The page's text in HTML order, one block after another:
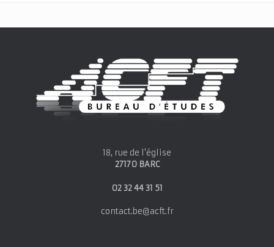
18, rue de l'église
27170 BARC
02 32 44 31 51
contact.be@acft.fr